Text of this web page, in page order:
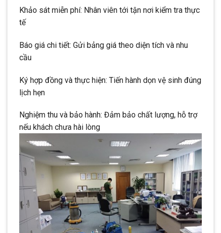
Khảo sát miễn phí: Nhân viên tới tận nơi kiểm tra thực
tế
Báo giá chi tiết: Gửi bảng giá theo diện tích và nhu
cầu
Ký hợp đồng và thực hiện: Tiến hành dọn vệ sinh đúng
lịch hẹn
Nghiệm thu và bảo hành: Đảm bảo chất lượng, hỗ trợ
nếu khách chưa hài lòng